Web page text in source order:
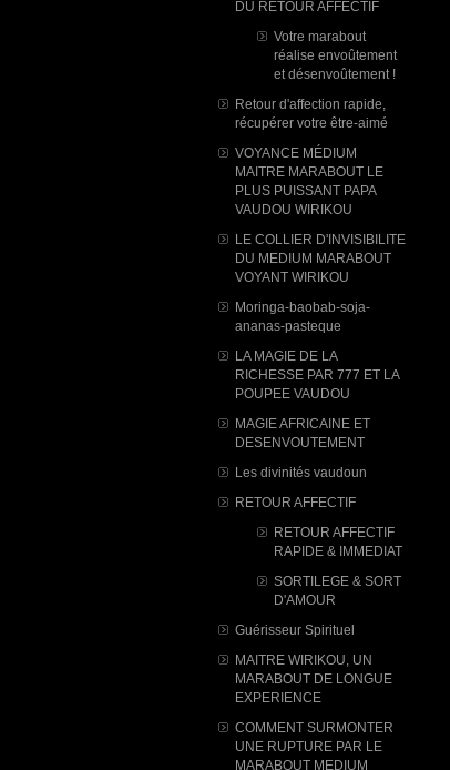
DU RETOUR AFFECTIF
Votre marabout
réalise envoûtement
et désenvoûtement !
Retour d'affection rapide,
récupérer votre être-aimé
VOYANCE MÉDIUM
MAITRE MARABOUT LE
PLUS PUISSANT PAPA
VAUDOU WIRIKOU
LE COLLIER D'INVISIBILITE
DU MEDIUM MARABOUT
VOYANT WIRIKOU
Moringa-baobab-soja-
ananas-pasteque
LA MAGIE DE LA
RICHESSE PAR 777 ET LA
POUPEE VAUDOU
MAGIE AFRICAINE ET
DESENVOUTEMENT
Les divinités vaudoun
RETOUR AFFECTIF
RETOUR AFFECTIF
RAPIDE & IMMEDIAT
SORTILEGE & SORT
D'AMOUR
Guérisseur Spirituel
MAITRE WIRIKOU, UN
MARABOUT DE LONGUE
EXPERIENCE
COMMENT SURMONTER
UNE RUPTURE PAR LE
MARABOUT MEDIUM